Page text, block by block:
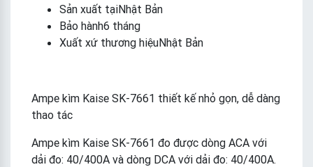
Sản xuất tạiNhật Bản
Bảo hành6 tháng
Xuất xứ thương hiệuNhật Bản
Ampe kìm Kaise SK-7661 thiết kế nhỏ gọn, dễ dàng
thao tác
Ampe kìm Kaise SK-7661 đo được dòng ACA với
dải đo: 40/400A và dòng DCA với dải đo: 40/400A.